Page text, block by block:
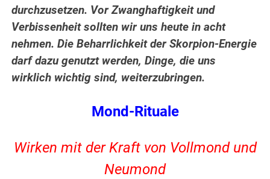
durchzusetzen. Vor Zwanghaftigkeit und
Verbissenheit sollten wir uns heute in acht
nehmen. Die Beharrlichkeit der Skorpion-Energie
darf dazu genutzt werden, Dinge, die uns
wirklich wichtig sind, weiterzubringen.
Mond-Rituale
Wirken mit der Kraft von Vollmond und
Neumond